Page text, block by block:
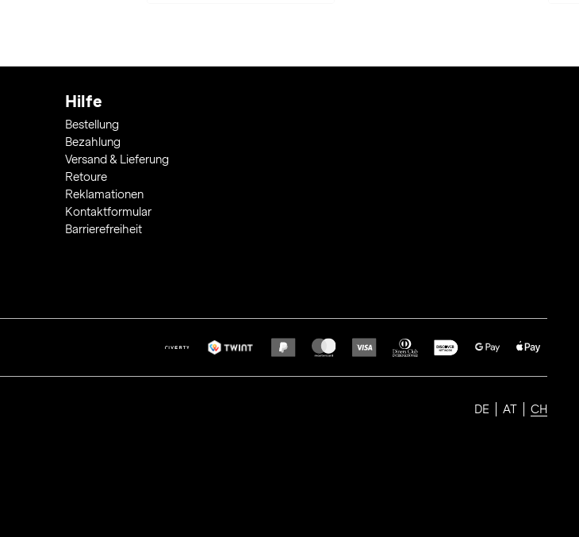
Hilfe
Bestellung
Bezahlung
Versand & Lieferung
Retoure
Reklamationen
Kontaktformular
Barrierefreiheit
DE AT CH